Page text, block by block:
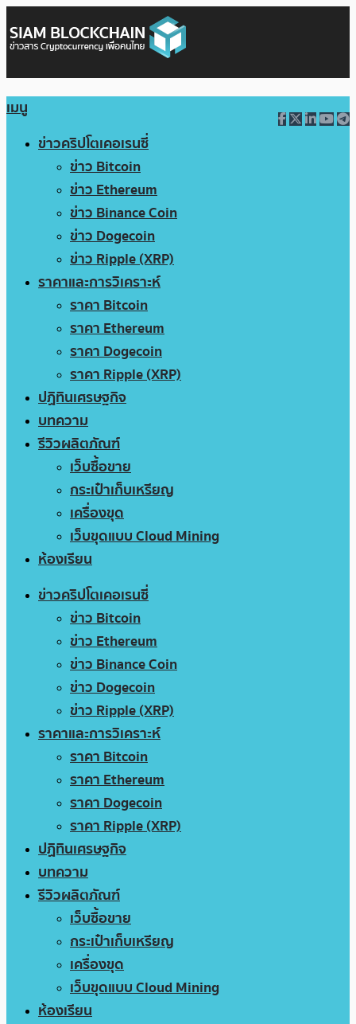
เมนู
ข่าวคริปโตเคอเรนซี่
ข่าว Bitcoin
ข่าว Ethereum
ข่าว Binance Coin
ข่าว Dogecoin
ข่าว Ripple (XRP)
ราคาและการวิเคราะห์
ราคา Bitcoin
ราคา Ethereum
ราคา Dogecoin
ราคา Ripple (XRP)
ปฏิทินเศรษฐกิจ
บทความ
รีวิวผลิตภัณฑ์
เว็บซื้อขาย
กระเป๋าเก็บเหรียญ
เครื่องขุด
เว็บขุดแบบ Cloud Mining
ห้องเรียน
ข่าวคริปโตเคอเรนซี่
ข่าว Bitcoin
ข่าว Ethereum
ข่าว Binance Coin
ข่าว Dogecoin
ข่าว Ripple (XRP)
ราคาและการวิเคราะห์
ราคา Bitcoin
ราคา Ethereum
ราคา Dogecoin
ราคา Ripple (XRP)
ปฏิทินเศรษฐกิจ
บทความ
รีวิวผลิตภัณฑ์
เว็บซื้อขาย
กระเป๋าเก็บเหรียญ
เครื่องขุด
เว็บขุดแบบ Cloud Mining
ห้องเรียน